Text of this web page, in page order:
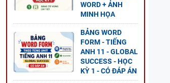
WORD + ẢNH
MINH HỌA
BẢNG WORD
FORM - TIẾNG
ANH 11 - GLOBAL
SUCCESS - HỌC
KỲ 1 - CÓ ĐÁP ÁN